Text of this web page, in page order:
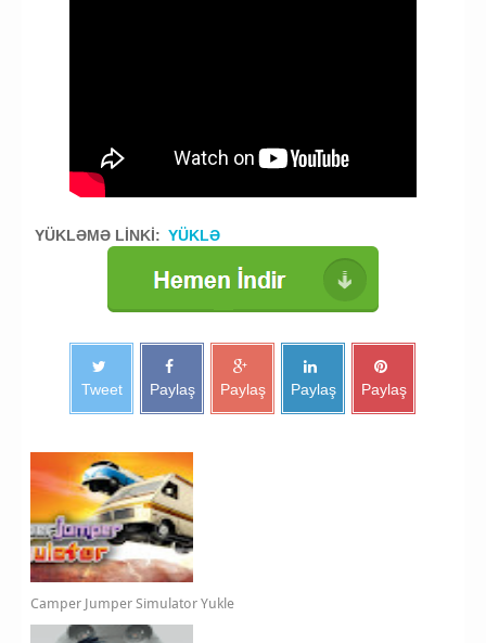
YÜKLƏMƏ LİNKİ: YÜKLƏ
Tweet Paylaş Paylaş Paylaş Paylaş
Camper Jumper Simulator Yukle